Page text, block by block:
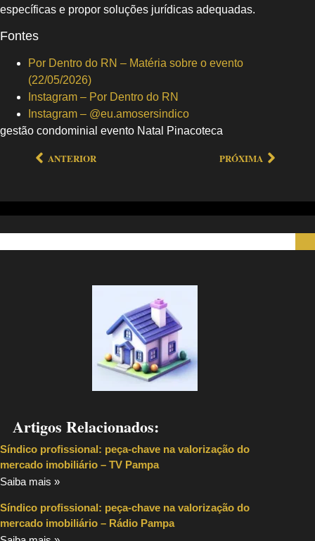
específicas e propor soluções jurídicas adequadas.
Fontes
Por Dentro do RN – Matéria sobre o evento
(22/05/2026)
Instagram – Por Dentro do RN
Instagram – @eu.amosersindico
gestão condominial evento Natal Pinacoteca
ANTERIOR PRÓXIMA
Artigos Relacionados:
Síndico profissional: peça-chave na valorização do
mercado imobiliário – TV Pampa
Saiba mais »
Síndico profissional: peça-chave na valorização do
mercado imobiliário – Rádio Pampa